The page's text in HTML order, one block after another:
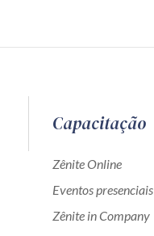
Capacitação
Zênite Online
Eventos presenciais
Zênite in Company